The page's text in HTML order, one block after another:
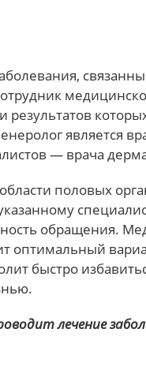
является
— врача
половых
обращения.
оптимальный
быстро
лечение